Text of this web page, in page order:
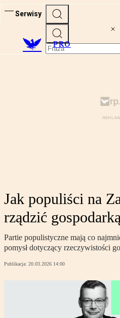
Serwisy
PRO
Jak populiści na
rządzić
Partie populistyczne mają co
pomysł dotyczący rzeczywistości
Publikacja: 20.03.2026 14:00